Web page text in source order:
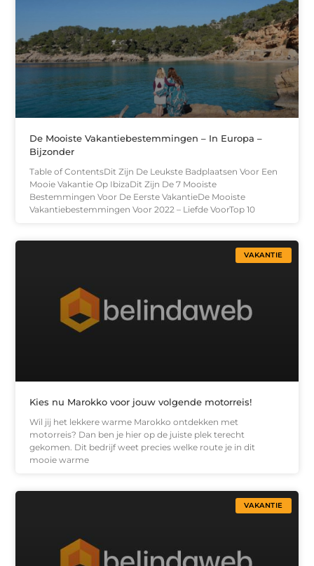
De Mooiste Vakantiebestemmingen – In Europa –
Bijzonder
Table of ContentsDit Zijn De Leukste Badplaatsen Voor Een
Mooie Vakantie Op IbizaDit Zijn De 7 Mooiste
Bestemmingen Voor De Eerste VakantieDe Mooiste
Vakantiebestemmingen Voor 2022 – Liefde VoorTop 10
VAKANTIE
Kies nu Marokko voor jouw volgende motorreis!
Wil jij het lekkere warme Marokko ontdekken met
motorreis? Dan ben je hier op de juiste plek terecht
gekomen. Dit bedrijf weet precies welke route je in dit
mooie warme
VAKANTIE